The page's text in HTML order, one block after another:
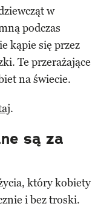
w
podczas
kąpie się przez
Te przerażające
na świecie.
.
są za
który kobiety
i bez troski.